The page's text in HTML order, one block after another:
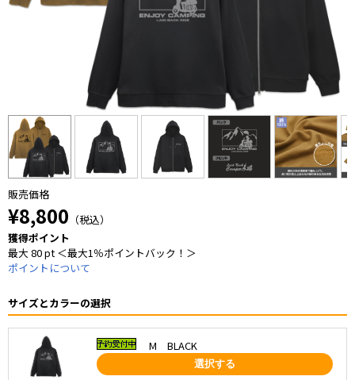
販売価格
¥8,800 （税込）
獲得ポイント
最大 80 pt ＜最大1％ポイントバック！＞
ポイントについて
サイズとカラーの選択
M BLACK
選択する